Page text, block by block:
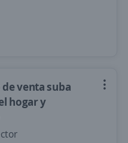
venta suba
hogar y